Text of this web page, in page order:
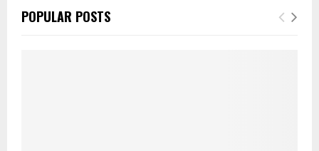
POPULAR POSTS